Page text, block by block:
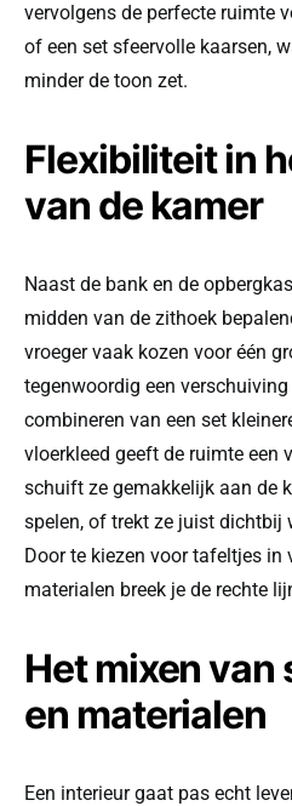
vervolgens de perfecte ruimte
of een set sfeervolle kaarsen,
minder de toon zet.
Flexibiliteit in
van de kamer
Naast de bank en de
midden van de zithoek
vroeger vaak kozen voor één
tegenwoordig een
combineren van een set
vloerkleed geeft de ruimte een
schuift ze gemakkelijk aan de
spelen, of trekt ze juist dichtbij
Door te kiezen voor tafeltjes in
materialen breek je de rechte
Het mixen
en materialen
Een interieur gaat pas echt